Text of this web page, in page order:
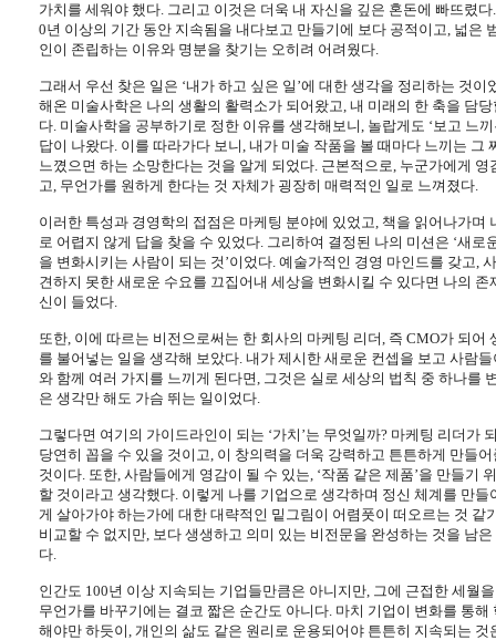
가치를 세워야 했다. 그리고 이것은 더욱 내 자신을 깊은 혼돈에 빠뜨렸다
0년 이상의 기간 동안 지속됨을 내다보고 만들기에 보다 공적이고, 넓은
인이 존립하는 이유와 명분을 찾기는 오히려 어려웠다.
그래서 우선 찾은 일은 ‘내가 하고 싶은 일’에 대한 생각을 정리하는 것이
해온 미술사학은 나의 생활의 활력소가 되어왔고, 내 미래의 한 축을 담
다. 미술사학을 공부하기로 정한 이유를 생각해보니, 놀랍게도 ‘보고 느
답이 나왔다. 이를 따라가다 보니, 내가 미술 작품을 볼 때마다 느끼는 그
느꼈으면 하는 소망한다는 것을 알게 되었다. 근본적으로, 누군가에게 영
고, 무언가를 원하게 한다는 것 자체가 굉장히 매력적인 일로 느껴졌다.
이러한 특성과 경영학의 접점은 마케팅 분야에 있었고, 책을 읽어나가며
로 어렵지 않게 답을 찾을 수 있었다. 그리하여 결정된 나의 미션은 ‘새로
을 변화시키는 사람이 되는 것’이었다. 예술가적인 경영 마인드를 갖고,
견하지 못한 새로운 수요를 끄집어내 세상을 변화시킬 수 있다면 나의
신이 들었다.
또한, 이에 따르는 비전으로써는 한 회사의 마케팅 리더, 즉 CMO가 되어
를 불어넣는 일을 생각해 보았다. 내가 제시한 새로운 컨셉을 보고 사람들
와 함께 여러 가지를 느끼게 된다면, 그것은 실로 세상의 법칙 중 하나를
은 생각만 해도 가슴 뛰는 일이었다.
그렇다면 여기의 가이드라인이 되는 ‘가치’는 무엇일까? 마케팅 리더가
당연히 꼽을 수 있을 것이고, 이 창의력을 더욱 강력하고 튼튼하게 만들어
것이다. 또한, 사람들에게 영감이 될 수 있는, ‘작품 같은 제품’을 만들기
할 것이라고 생각했다. 이렇게 나를 기업으로 생각하며 정신 체계를 만들
게 살아가야 하는가에 대한 대략적인 밑그림이 어렴풋이 떠오르는 것 같
비교할 수 없지만, 보다 생생하고 의미 있는 비전문을 완성하는 것을 남
다.
인간도 100년 이상 지속되는 기업들만큼은 아니지만, 그에 근접한 세월
무언가를 바꾸기에는 결코 짧은 순간도 아니다. 마치 기업이 변화를 통
해야만 하듯이, 개인의 삶도 같은 원리로 운용되어야 튼튼히 지속되는 것